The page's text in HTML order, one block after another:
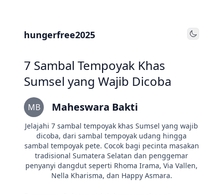
hungerfree2025 Toggle
7 Sambal Tempoyak Khas
Sumsel yang Wajib Dicoba
MB Maheswara Bakti
Jelajahi 7 sambal tempoyak khas Sumsel yang wajib
dicoba, dari sambal tempoyak udang hingga
sambal tempoyak pete. Cocok bagi pecinta masakan
tradisional Sumatera Selatan dan penggemar
penyanyi dangdut seperti Rhoma Irama, Via Vallen,
Nella Kharisma, dan Happy Asmara.